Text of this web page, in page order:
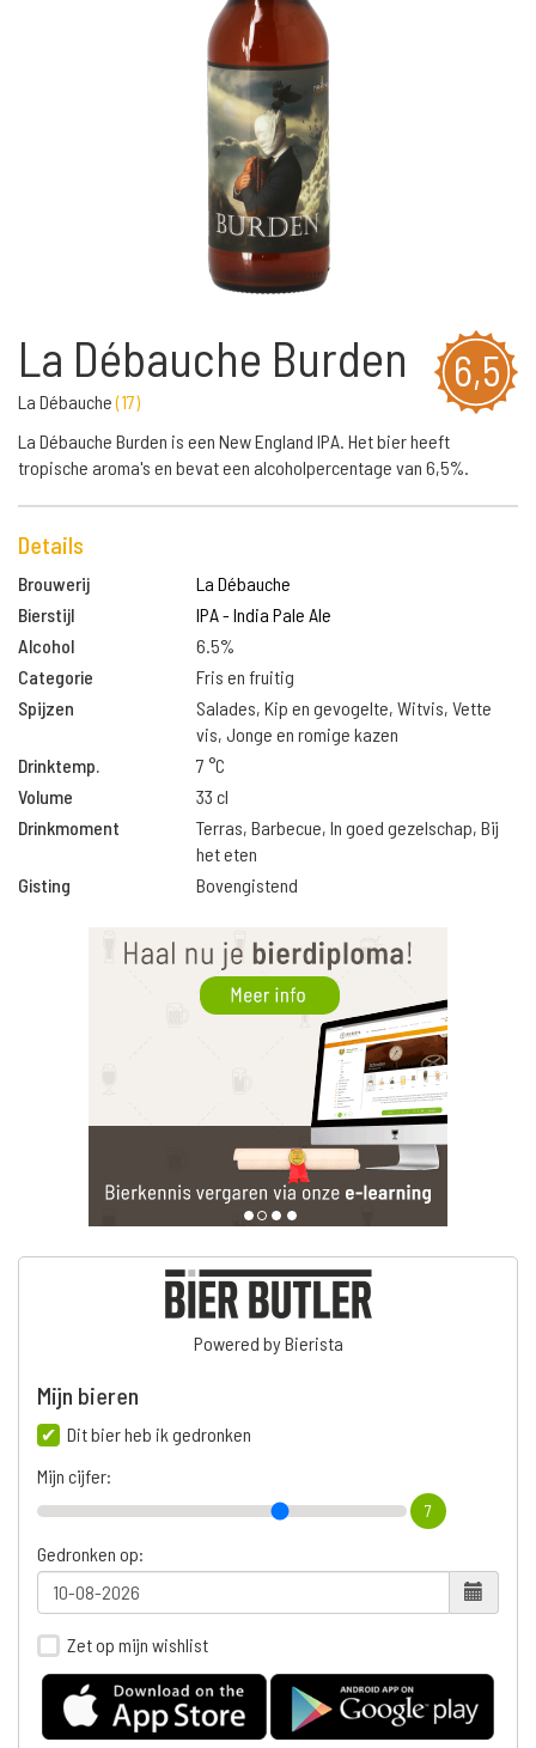
6,5
La Débauche Burden
La Débauche(17)
La Débauche Burden is een New England IPA. Het bier heeft
tropische aroma's en bevat een alcoholpercentage van 6,5%.
Details
Brouwerij
La Débauche
Bierstijl
IPA - India Pale Ale
Alcohol
6.5%
Categorie
Fris en fruitig
Spijzen
Salades, Kip en gevogelte, Witvis, Vette
vis, Jonge en romige kazen
Drinktemp.
7 °C
Volume
33 cl
Drinkmoment
Terras, Barbecue, In goed gezelschap, Bij
het eten
Gisting
Bovengistend
Powered by Bierista
Mijn bieren
Dit bier heb ik gedronken
Mijn cijfer:
7
Gedronken op:
Zet op mijn wishlist